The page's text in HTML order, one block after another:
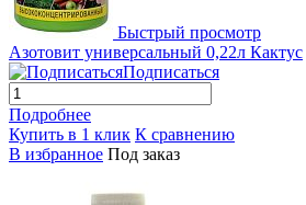
Быстрый просмотр
Азотовит универсальный 0,22л Кактус
Подписаться
Подробнее
Купить в 1 клик К сравнению
В избранное Под заказ